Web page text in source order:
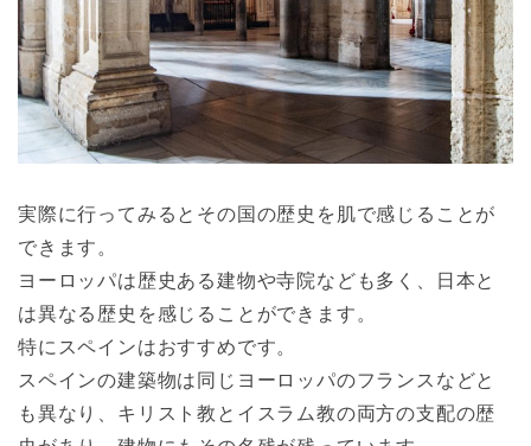
実際に行ってみるとその国の歴史を肌で感じることが
できます。
ヨーロッパは歴史ある建物や寺院なども多く、日本と
は異なる歴史を感じることができます。
特にスペインはおすすめです。
スペインの建築物は同じヨーロッパのフランスなどと
も異なり、キリスト教とイスラム教の両方の支配の歴